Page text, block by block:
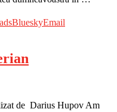
BlueskyEmail
de Darius Hupov Am